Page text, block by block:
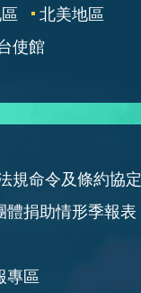
北美地區
使館
規命令及條約協定
體捐助情形季報表
專區